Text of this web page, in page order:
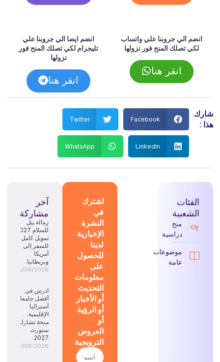
انضم الي جروبنا علي واتساب
لكي تصلك المنح فور نزولها
انقر هنا
انضم ايضا الي جروبنا علي
تليجرام لكي تصلك المنح فور
نزولها
انقر هنا
شارك
هذا :
Facebook
Twitter
LinkedIn
WhatsApp
الفئات
الشعبية
منح
دراسية
موضوعات
عامة
اشترك
في
النشرة
الإخبارية
لدينا
للحصول
على
معلومات
التحديث
أو الأخبار
أو الرؤية
أو
العروض
الترويجية
آخر
مشاركة
زمالة ييل
تمويل كامل
للسفر إلى
أمريكا
وبريطانيا.
08/08/2026
ادرس في
أفضل جامعات
أستراليا
الإقليمية:
منحة تشارلز
ستورت
2027.
08/08/2026